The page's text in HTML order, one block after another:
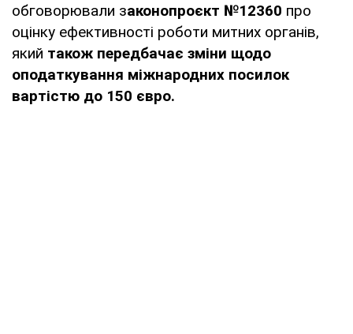
обговорювали законопроєкт №12360 про
оцінку ефективності роботи митних органів,
який також передбачає зміни щодо
оподаткування міжнародних посилок
вартістю до 150 євро.